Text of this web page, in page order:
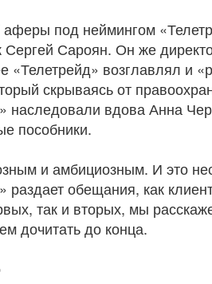
под неймингом
Сароян. Он же
возглавлял и
скрываясь от
наследовали вдова Анна
пособники.
и амбициозным. И это
обещания, как
так и вторых, мы
дочитать до конца.